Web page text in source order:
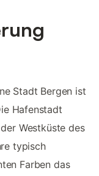
Stadt Bergen ist
Hafenstadt
Westküste des
typisch
Farben das